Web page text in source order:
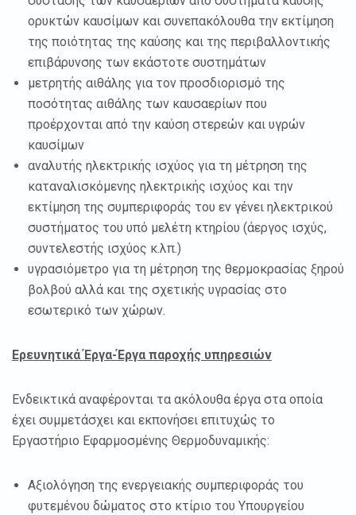
ορυκτών καυσίμων και συνεπακόλουθα την εκτίμηση
της ποιότητας της καύσης και της περιβαλλοντικής
επιβάρυνσης των εκάστοτε συστημάτων
μετρητής αιθάλης για τον προσδιορισμό της
ποσότητας αιθάλης των καυσαερίων που
προέρχονται από την καύση στερεών και υγρών
καυσίμων
αναλυτής ηλεκτρικής ισχύος για τη μέτρηση της
καταναλισκόμενης ηλεκτρικής ισχύος και την
εκτίμηση της συμπεριφοράς του εν γένει ηλεκτρικού
συστήματος του υπό μελέτη κτηρίου (άεργος ισχύς,
συντελεστής ισχύος κ.λπ.)
υγρασιόμετρο για τη μέτρηση της θερμοκρασίας ξηρού
βολβού αλλά και της σχετικής υγρασίας στο
εσωτερικό των χώρων.
Ερευνητικά Έργα-Έργα παροχής υπηρεσιών
Ενδεικτικά αναφέρονται τα ακόλουθα έργα στα οποία
έχει συμμετάσχει και εκπονήσει επιτυχώς το
Εργαστήριο Εφαρμοσμένης Θερμοδυναμικής:
Αξιολόγηση της ενεργειακής συμπεριφοράς του
φυτεμένου δώματος στο κτίριο του Υπουργείου